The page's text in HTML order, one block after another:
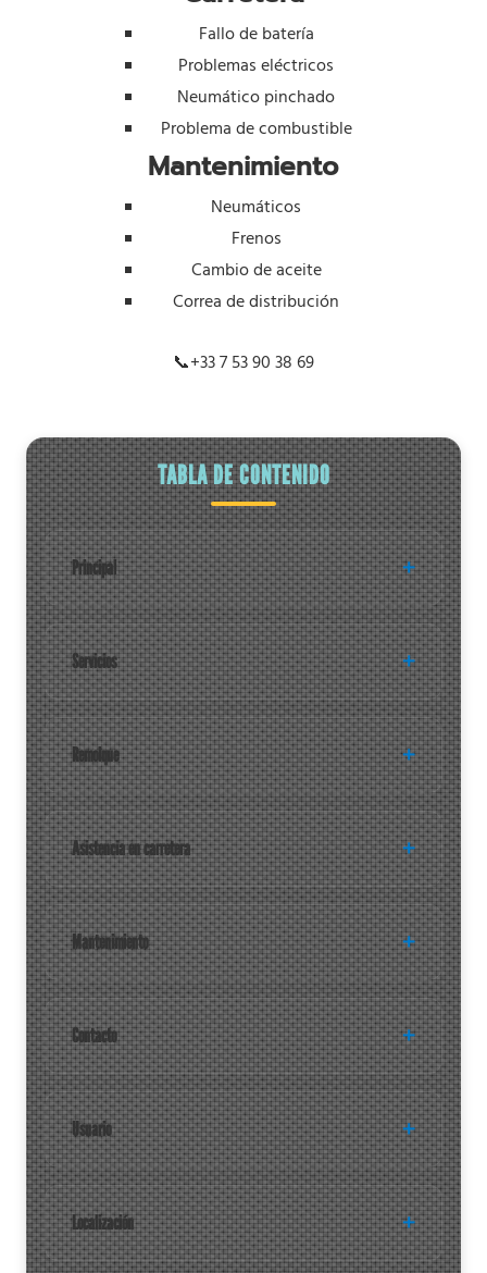
Fallo de batería
Problemas eléctricos
Neumático pinchado
Problema de combustible
Mantenimiento
Neumáticos
Frenos
Cambio de aceite
Correa de distribución
📞+33 7 53 90 38 69
TABLA DE CONTENIDO
Principal
Servicios
Remolque
Asistencia en carretera
Mantenimiento
Contacto
Usuario
Localización